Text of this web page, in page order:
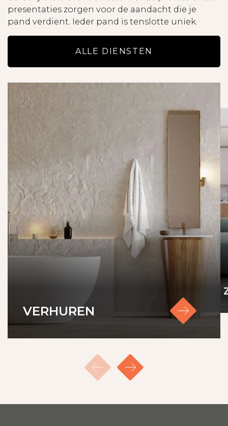
presentaties zorgen voor de aandacht die je
pand verdient. Ieder pand is tenslotte uniek.
ALLE DIENSTEN
VERHUREN